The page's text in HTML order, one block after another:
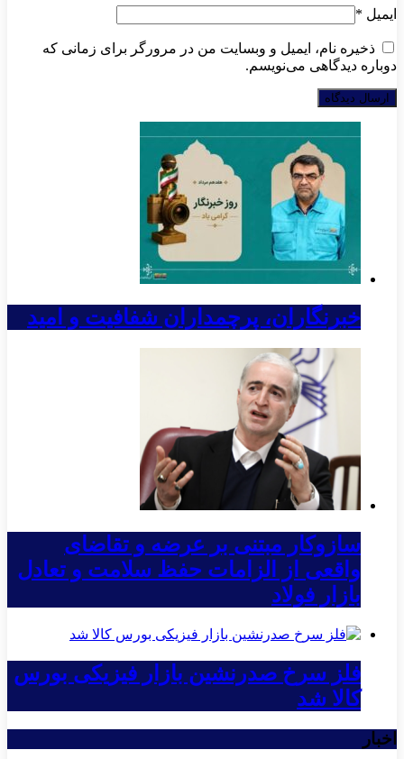
ایمیل *
ذخیره نام، ایمیل و وبسایت من در مرورگر برای زمانی که
دوباره دیدگاهی می‌نویسم.
خبرنگاران، پرچمداران شفافیت و امید
سازوکار مبتنی بر عرضه و تقاضای
واقعی از الزامات حفظ سلامت و تعادل
بازار فولاد
فلز سرخ صدرنشین بازار فیزیکی بورس
کالا شد
اخبار